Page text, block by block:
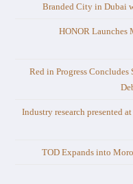
Branded City in Dubai
HONOR Launches
Red in Progress
Industry research presented
TOD Expands into